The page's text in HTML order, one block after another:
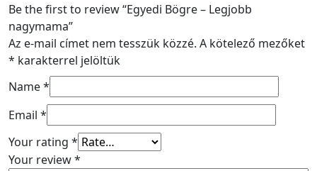
Be the first to review “Egyedi Bögre – Legjobb
nagymama”
Az e-mail címet nem tesszük közzé. A kötelező mezőket
* karakterrel jelöltük
Name*
Email *
Your rating *
Your review*